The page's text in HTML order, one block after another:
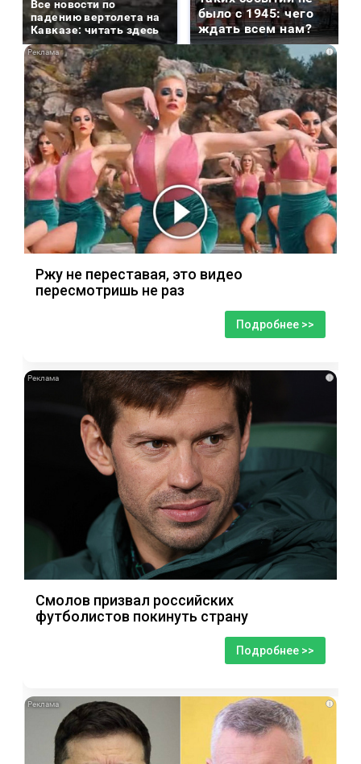
Все новости по
падению вертолета на
Кавказе: читать здесь
было с 1945: чего
ждать всем нам?
i
Ржу не переставая, это видео
пересмотришь не раз
Подробнее >>
i
Смолов призвал российских
футболистов покинуть страну
Подробнее >>
i